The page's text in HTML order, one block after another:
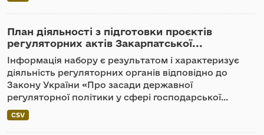
План діяльності з підготовки проєктів
регуляторних актів Закарпатської...
Інформація набору є результатом і характеризує
діяльність регуляторних органів відповідно до
Закону України «Про засади державної
регуляторної політики у сфері господарської...
CSV